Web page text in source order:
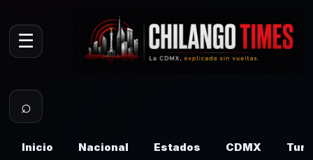
☰
⌕
Inicio Nacional Estados CDMX